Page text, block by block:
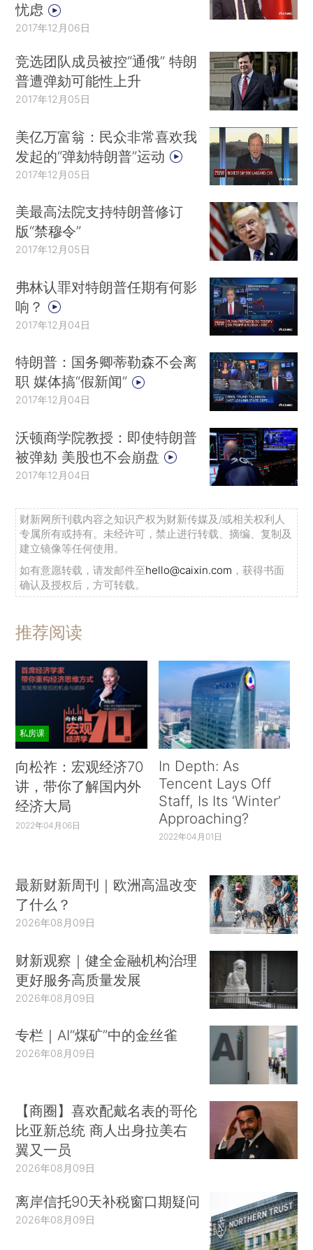
忧虑
2017年12月06日
竞选团队成员被控“通俄” 特朗
普遭弹劾可能性上升
2017年12月05日
美亿万富翁：民众非常喜欢我
发起的“弹劾特朗普”运动
2017年12月05日
美最高法院支持特朗普修订
版“禁穆令”
2017年12月05日
弗林认罪对特朗普任期有何影
响？
2017年12月04日
特朗普：国务卿蒂勒森不会离
职 媒体搞“假新闻”
2017年12月04日
沃顿商学院教授：即使特朗普
被弹劾 美股也不会崩盘
2017年12月04日
财新网所刊载内容之知识产权为财新传媒及/或相关权利人
专属所有或持有。未经许可，禁止进行转载、摘编、复制及
建立镜像等任何使用。
如有意愿转载，请发邮件至hello@caixin.com ，获得书面
确认及授权后，方可转载。
推荐阅读
私房课
向松祚：宏观经济70
讲，带你了解国内外
经济大局
2022年04月06日
In Depth: As
Tencent Lays Off
Staff, Is Its ‘Winter’
Approaching?
2022年04月01日
最新财新周刊｜欧洲高温改变
了什么？
2026年08月09日
财新观察｜健全金融机构治理
更好服务高质量发展
2026年08月09日
专栏｜AI“煤矿”中的金丝雀
2026年08月09日
【商圈】喜欢配戴名表的哥伦
比亚新总统 商人出身拉美右
翼又一员
2026年08月09日
离岸信托90天补税窗口期疑问
2026年08月09日